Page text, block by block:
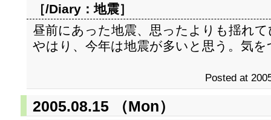
［/Diary：地震］
昼前にあった地震、思ったよりも揺れ
やはり、今年は地震が多いと思う。気
Posted at
2005.08.15 （Mon）